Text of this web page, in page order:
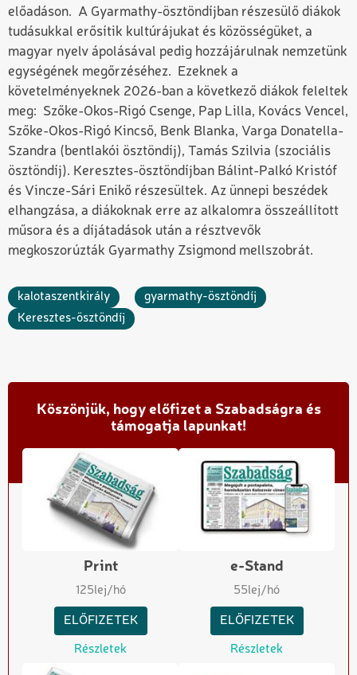
előadáson. A Gyarmathy-ösztöndíjban részesülő diákok
tudásukkal erősítik kultúrájukat és közösségüket, a
magyar nyelv ápolásával pedig hozzájárulnak nemzetünk
egységének megőrzéséhez. Ezeknek a
követelményeknek 2026-ban a következő diákok feleltek
meg: Szőke-Okos-Rigó Csenge, Pap Lilla, Kovács Vencel,
Szőke-Okos-Rigó Kincső, Benk Blanka, Varga Donatella-
Szandra (bentlakói ösztöndíj), Tamás Szilvia (szociális
ösztöndíj). Keresztes-ösztöndíjban Bálint-Palkó Kristóf
és Vincze-Sári Enikő részesültek. Az ünnepi beszédek
elhangzása, a diákoknak erre az alkalomra összeállított
műsora és a díjátadások után a résztvevők
megkoszorúzták Gyarmathy Zsigmond mellszobrát.
kalotaszentkirály
gyarmathy-ösztöndíj
Keresztes-ösztöndíj
Köszönjük, hogy előfizet a Szabadságra és
támogatja lapunkat!
Print
125lej/hó
ELŐFIZETEK
Részletek
e-Stand
55lej/hó
ELŐFIZETEK
Részletek